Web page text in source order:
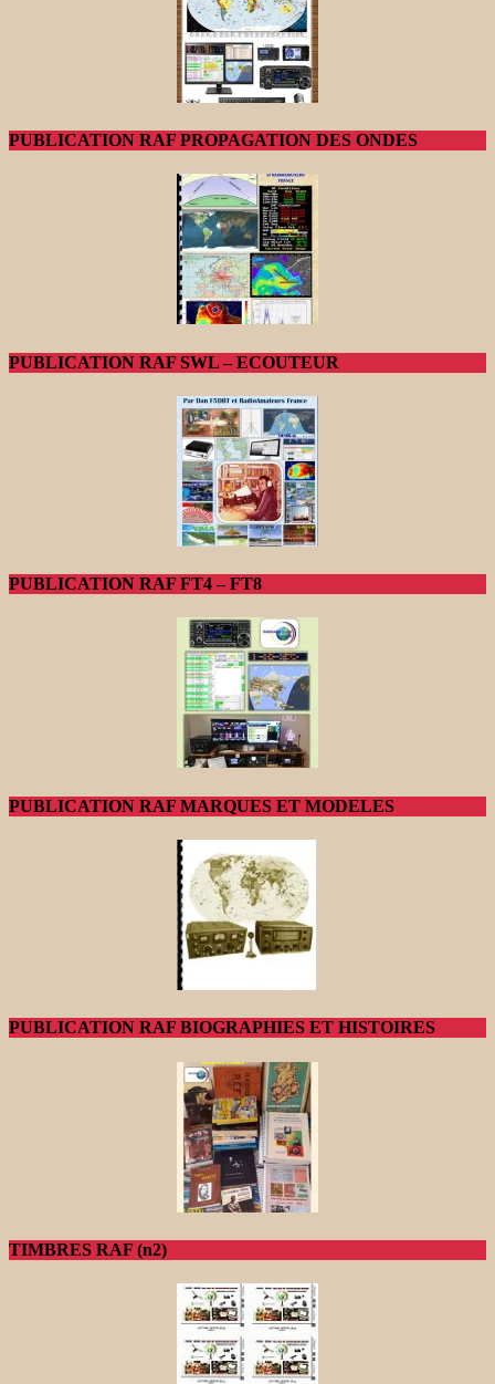
PUBLICATION RAF PROPAGATION DES ONDES
PUBLICATION RAF SWL – ECOUTEUR
PUBLICATION RAF FT4 – FT8
PUBLICATION RAF MARQUES ET MODELES
PUBLICATION RAF BIOGRAPHIES ET HISTOIRES
TIMBRES RAF (n2)